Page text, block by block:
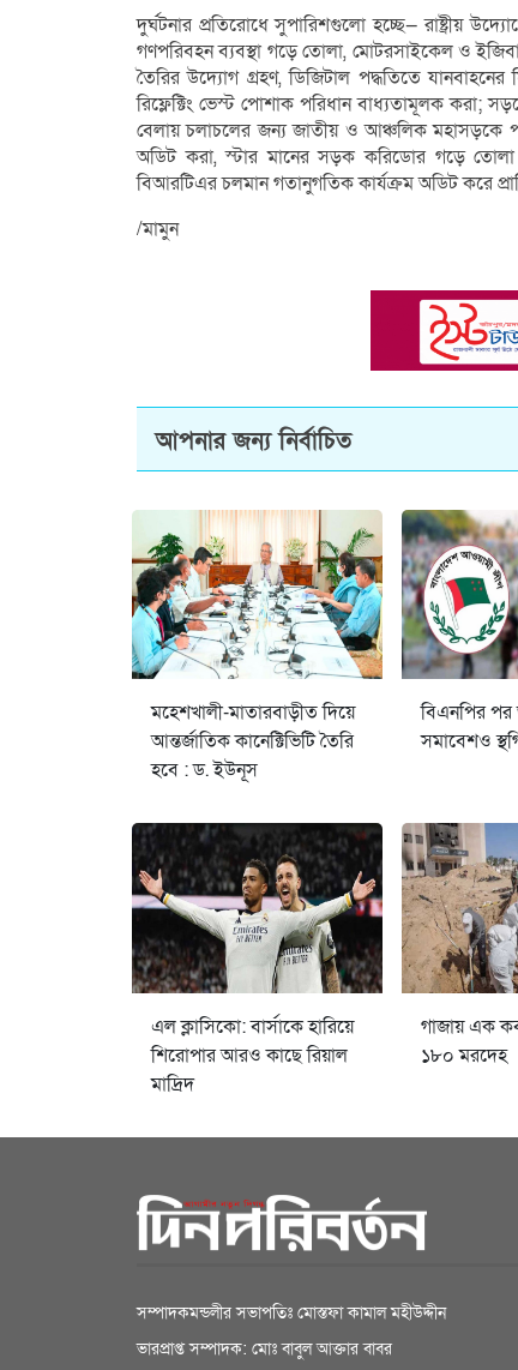
দুর্ঘটনার প্রতিরোধে সুপারিশগুলো হচ্ছে— রাষ্ট্রীয়
গণপরিবহন ব্যবস্থা গড়ে তোলা, মোটরসাইকেল ও
তৈরির উদ্যোগ গ্রহণ, ডিজিটাল পদ্ধতিতে
রিফ্লেক্টিং ভেস্ট পোশাক পরিধান বাধ্যতামূলক করা;
বেলায় চলাচলের জন্য জাতীয় ও আঞ্চলিক মহাসড়কে
অডিট করা, স্টার মানের সড়ক করিডোর গড়ে তোলা
বিআরটিএর চলমান গতানুগতিক কার্যক্রম অডিট করে
/মামুন
আপনার জন্য নির্বাচিত
মহেশখালী-মাতারবাড়ীত দিয়ে
আন্তর্জাতিক কানেক্টিভিটি তৈরি
হবে : ড. ইউনূস
বিএনপির
সমাবেশও
এল ক্লাসিকো: বার্সাকে হারিয়ে
শিরোপার আরও কাছে রিয়াল
মাদ্রিদ
গাজায় এক
১৮০ মরদেহ
সম্পাদকমন্ডলীর সভাপতিঃ মোস্তফা কামাল মহীউদ্দীন
ভারপ্রাপ্ত সম্পাদক: মোঃ বাবুল আক্তার বাবর